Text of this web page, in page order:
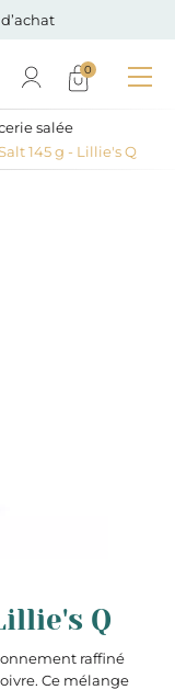
0
salée
145 g - Lillie's Q
Q
raffiné
Ce mélange